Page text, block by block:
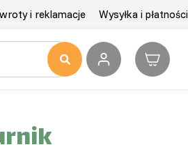
i reklamacje Wysyłka i płatności